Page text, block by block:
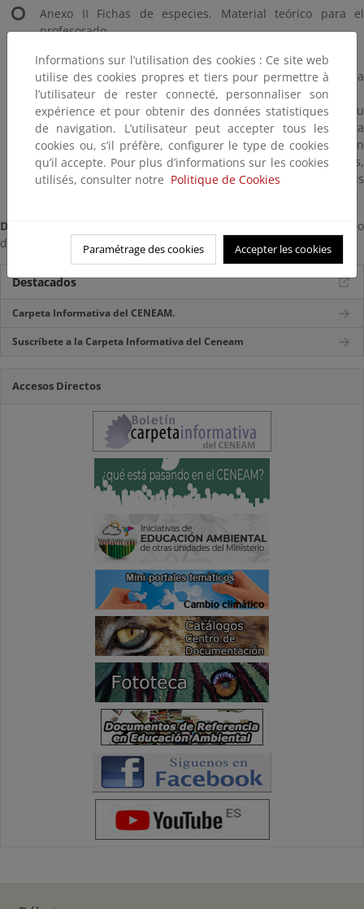
Anexo II Fichas de especies. Material teórico para el
profesorado.
Dos láminas: lamina del país de los osos y lámina
encuentra la comida.
El Vídeo "Osas". El comportamiento de las osas y su
crías en la Cordillera Cantabrica, muestra
secuencias de osos salvajes cantábricos rodadas en
libertad en su medio. Ofrece escenas íntimas,
especialmente de la vida familiar de las osas y sus
oseznos, muy difíciles de observar en la naturaleza.
Disponibilidad:
. Préstamo
domiciliario
Destacados
Carpeta Informativa del CENEAM.
Suscríbete a la Carpeta Informativa del Ceneam
Accesos Directos
Informations sur l’utilisation des cookies : Ce site web
utilise des cookies propres et tiers pour permettre à
l’utilisateur de rester connecté, personnaliser son
expérience et pour obtenir des données statistiques
de navigation. L’utilisateur peut accepter tous les
cookies ou, s’il préfère, configurer le type de cookies
qu’il accepte. Pour plus d’informations sur les cookies
utilisés, consulter notre Politique de Cookies
Paramétrage des cookies Accepter les cookies